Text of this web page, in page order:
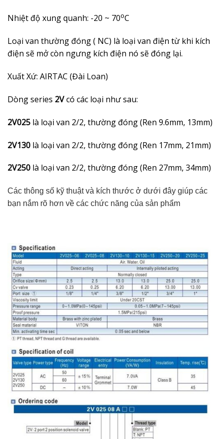
Nhiệt độ xung quanh: -20 ~ 70oC
Loại van thường đóng ( NC) là loại van điện từ khi kích
điện sẽ mở còn ngưng kích điện nó sẽ đóng lại.
Xuất Xứ: AIRTAC (Đài Loan)
Dòng series 2Vcó các loại như sau:
2V025 là loại van 2/2, thường đóng (Ren 9.6mm, 13mm)
2V130 là loại van 2/2, thường đóng (Ren 17mm, 21mm)
2V250 là loại van 2/2, thường đóng (Ren 27mm, 34mm)
Các thông số kỹ thuật và kích thước ở dưới đây giúp các
bạn nắm rõ hơn về các chức năng của sản phẩm